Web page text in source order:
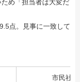
め「担当者は大変だ
点。見事に一致して
市民社会